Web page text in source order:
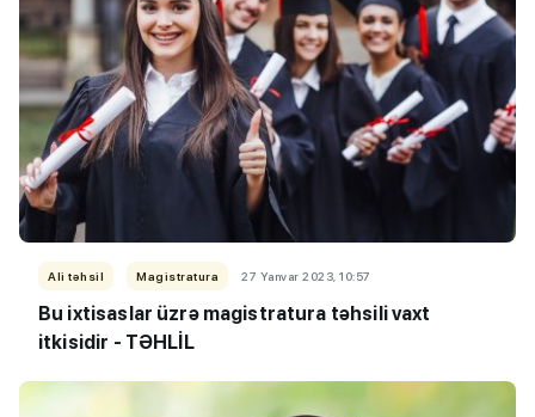
Ali təhsil Magistratura 27 Yanvar 2023, 10:57
Bu ixtisaslar üzrə magistratura təhsili vaxt
itkisidir - TƏHLİL